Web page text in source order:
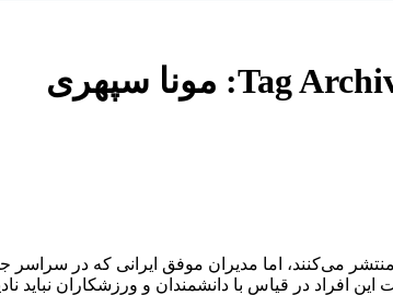
Tag مونا سپهری
منتشر می‌کنند، اما مدیران موفق ایرانی که در
افراد در قیاس با دانشمندان و ورزشکاران نباید